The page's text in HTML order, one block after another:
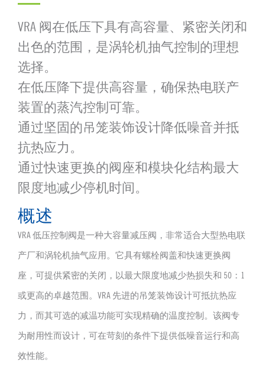
VRA 阀在低压下具有高容量、紧密关闭和
出色的范围，是涡轮机抽气控制的理想
选择。
在低压降下提供高容量，确保热电联产
装置的蒸汽控制可靠。
通过坚固的吊笼装饰设计降低噪音并抵
抗热应力。
通过快速更换的阀座和模块化结构最大
限度地减少停机时间。
概述
VRA 低压控制阀是一种大容量减压阀，非常适合大型热电联
产厂和涡轮机抽气应用。它具有螺栓阀盖和快速更换阀
座，可提供紧密的关闭，以最大限度地减少热损失和 50：1
或更高的卓越范围。VRA 先进的吊笼装饰设计可抵抗热应
力，而其可选的减温功能可实现精确的温度控制。该阀专
为耐用性而设计，可在苛刻的条件下提供低噪音运行和高
效性能。